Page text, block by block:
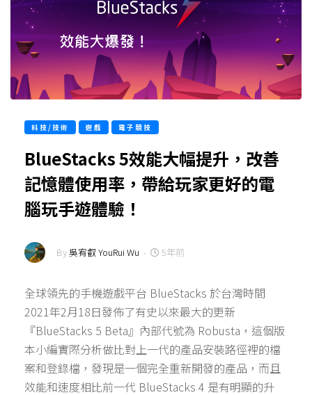
科技/技術 遊戲 電子競技
BlueStacks 5效能大幅提升，改善
記憶體使用率，帶給玩家更好的電
腦玩手遊體驗！
By吳宥叡 YouRui Wu - 5年前
全球領先的手機遊戲平台 BlueStacks 於台灣時間
2021年2月18日發佈了有史以來最大的更新
『BlueStacks 5 Beta』內部代號為 Robusta，這個版
本小編實際分析做比對上一代的產品安裝路徑裡的檔
案和登錄檔，發現是一個完全重新開發的產品，而且
效能和速度相比前一代 BlueStacks 4 是有明顯的升